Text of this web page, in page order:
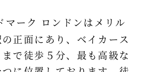
マーク ロンドンはメリル
正面にあり、ベイカース
まで徒歩５分、最も高級な